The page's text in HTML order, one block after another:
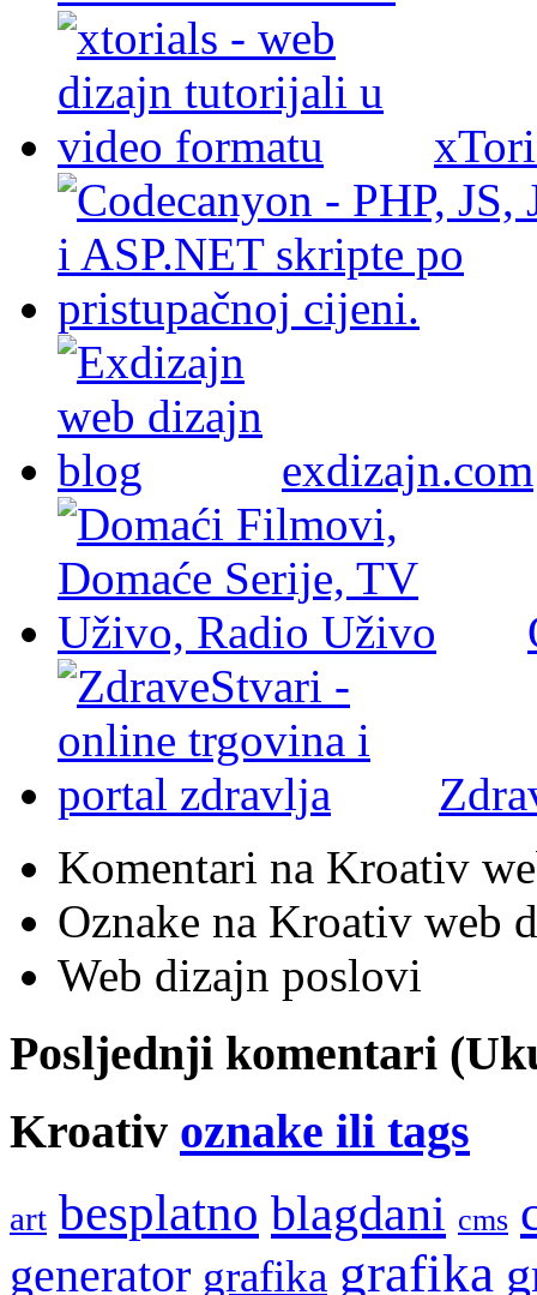
exdizajn.com
Komentari na Kroativ
Oznake na Kroativ web
Web dizajn poslovi
Posljednji komentari
Kroativ oznake ili tags
art besplatno blagdani cms
generator grafika grafika